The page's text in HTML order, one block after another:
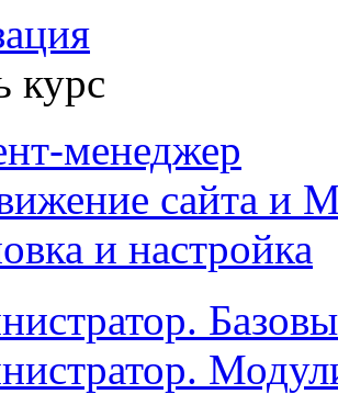
курс
менеджер
сайта и
и настройка